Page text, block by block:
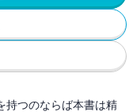
持つのならば本書は精